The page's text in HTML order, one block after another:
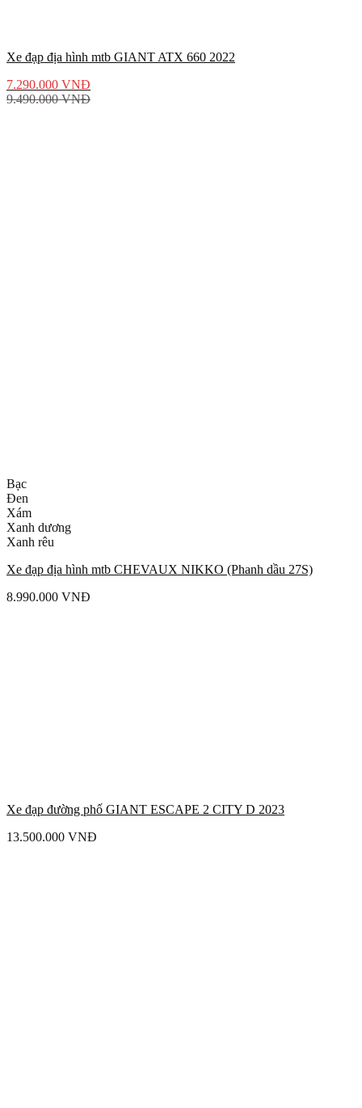
Xe đạp địa hình mtb GIANT ATX 660 2022
7.290.000 VNĐ
9.490.000VNĐ
Bạc
Đen
Xám
Xanh dương
Xanh rêu
Xe đạp địa hình mtb CHEVAUX NIKKO (Phanh dầu 27S)
8.990.000 VNĐ
Xe đạp đường phố GIANT ESCAPE 2 CITY D 2023
13.500.000 VNĐ